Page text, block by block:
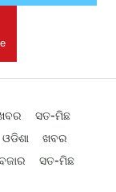
ସତ-ମିଛ
ଓଡିଶା
ଖବର
ସତ-ମିଛ